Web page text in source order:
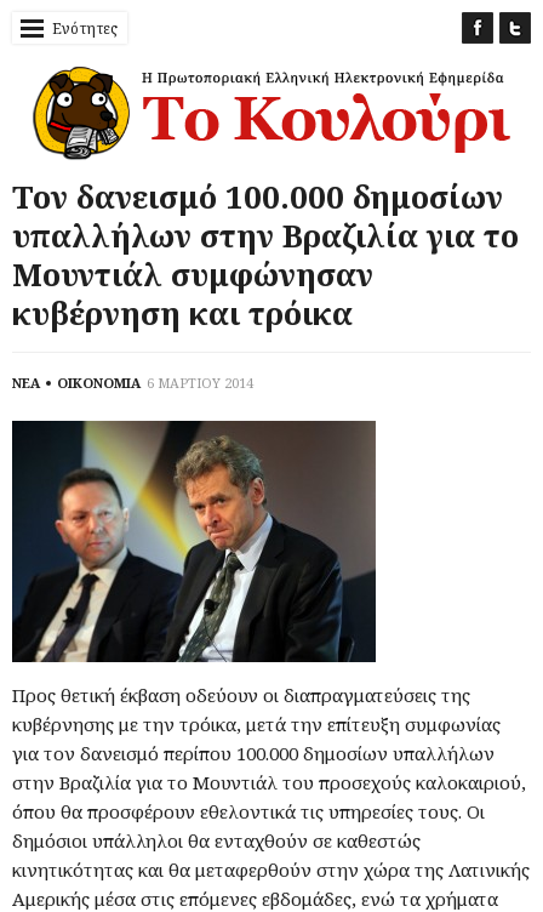
Ενότητες
Τον δανεισμό 100.000 δημοσίων
υπαλλήλων στην Βραζιλία για το
Μουντιάλ συμφώνησαν
κυβέρνηση και τρόικα
ΝΕΑ ΟΙΚΟΝΟΜΙΑ 6 ΜΑΡΤΙΟΥ 2014
Προς θετική έκβαση οδεύουν οι διαπραγματεύσεις της
κυβέρνησης με την τρόικα, μετά την επίτευξη συμφωνίας
για τον δανεισμό περίπου 100.000 δημοσίων υπαλλήλων
στην Βραζιλία για το Μουντιάλ του προσεχούς καλοκαιριού,
όπου θα προσφέρουν εθελοντικά τις υπηρεσίες τους. Οι
δημόσιοι υπάλληλοι θα ενταχθούν σε καθεστώς
κινητικότητας και θα μεταφερθούν στην χώρα της Λατινικής
Αμερικής μέσα στις επόμενες εβδομάδες, ενώ τα χρήματα